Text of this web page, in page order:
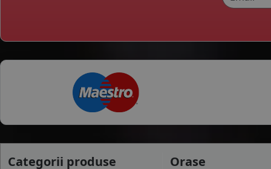
Categorii produse Orase